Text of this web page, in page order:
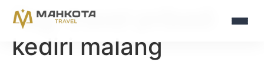
Tag:travel pribadi
kediri malang